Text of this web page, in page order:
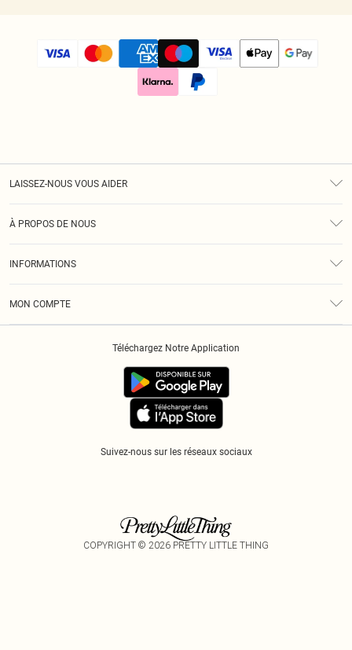
LAISSEZ-NOUS VOUS AIDER
À PROPOS DE NOUS
INFORMATIONS
MON COMPTE
Suivez-nous sur les réseaux sociaux
Téléchargez Notre Application
COPYRIGHT © 2026 PRETTY LITTLE THING